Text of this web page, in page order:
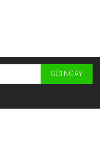
GỬI NGAY